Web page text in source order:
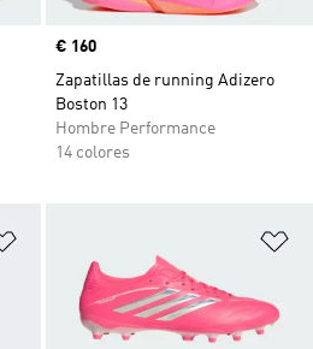
Precio
€ 160
Zapatillas de running Adizero
Boston 13
Hombre Performance
14 colores